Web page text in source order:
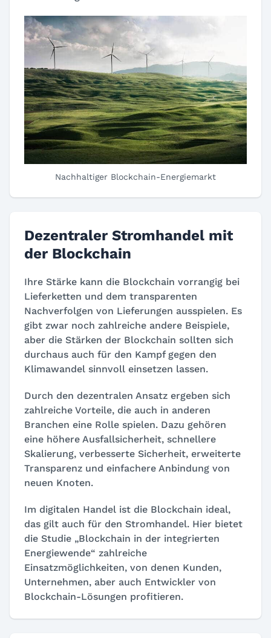
Nachhaltiger Blockchain-Energiemarkt
Dezentraler Stromhandel mit
der Blockchain
Ihre Stärke kann die Blockchain vorrangig bei
Lieferketten und dem transparenten
Nachverfolgen von Lieferungen ausspielen. Es
gibt zwar noch zahlreiche andere Beispiele,
aber die Stärken der Blockchain sollten sich
durchaus auch für den Kampf gegen den
Klimawandel sinnvoll einsetzen lassen.
Durch den dezentralen Ansatz ergeben sich
zahlreiche Vorteile, die auch in anderen
Branchen eine Rolle spielen. Dazu gehören
eine höhere Ausfallsicherheit, schnellere
Skalierung, verbesserte Sicherheit, erweiterte
Transparenz und einfachere Anbindung von
neuen Knoten.
Im digitalen Handel ist die Blockchain ideal,
das gilt auch für den Stromhandel. Hier bietet
die Studie „Blockchain in der integrierten
Energiewende“ zahlreiche
Einsatzmöglichkeiten, von denen Kunden,
Unternehmen, aber auch Entwickler von
Blockchain-Lösungen profitieren.